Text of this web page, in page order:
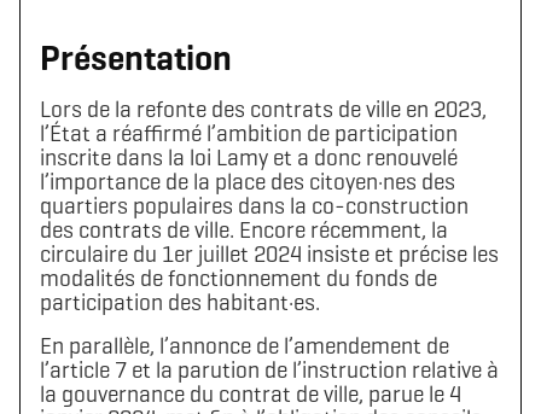
Présentation
Lors de la refonte des contrats de ville en 2023,
l’État a réaffirmé l’ambition de participation
inscrite dans la loi Lamy et a donc renouvelé
l’importance de la place des citoyen·nes des
quartiers populaires dans la co-construction
des contrats de ville. Encore récemment, la
circulaire du 1er juillet 2024 insiste et précise les
modalités de fonctionnement du fonds de
participation des habitant·es.
En parallèle, l’annonce de l’amendement de
l’article 7 et la parution de l’instruction relative à
la gouvernance du contrat de ville, parue le 4